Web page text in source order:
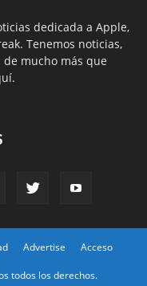
dedicada a Apple,
Tenemos noticias,
mucho más que
Advertise Acceso
todos los derechos.